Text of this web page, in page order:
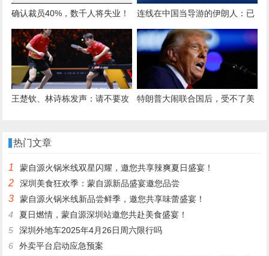
确认裁员40%，数千人将失业！
股价暴涨
连线在中国当导游的伊朗人：已
联系不上家人，我很担心他们
王楚钦、林诗栋发声：请不要攻
特朗普大闹联合国后，受不了美
热门文章
1 蒙自源火锅米线双星闪耀，邀您共享辣爽夏日盛宴！
2 深圳美食狂欢季：蒙自源新品盛宴邀您品尝
3
蒙自源火锅米线新品尝鲜季，邀您共享味蕾盛宴！
4
夏日燃情，蒙自源深圳站邀您共赴美食盛宴！
5
深圳外地车2025年4月26日周六限行吗
6
外卖平台启动应急预案